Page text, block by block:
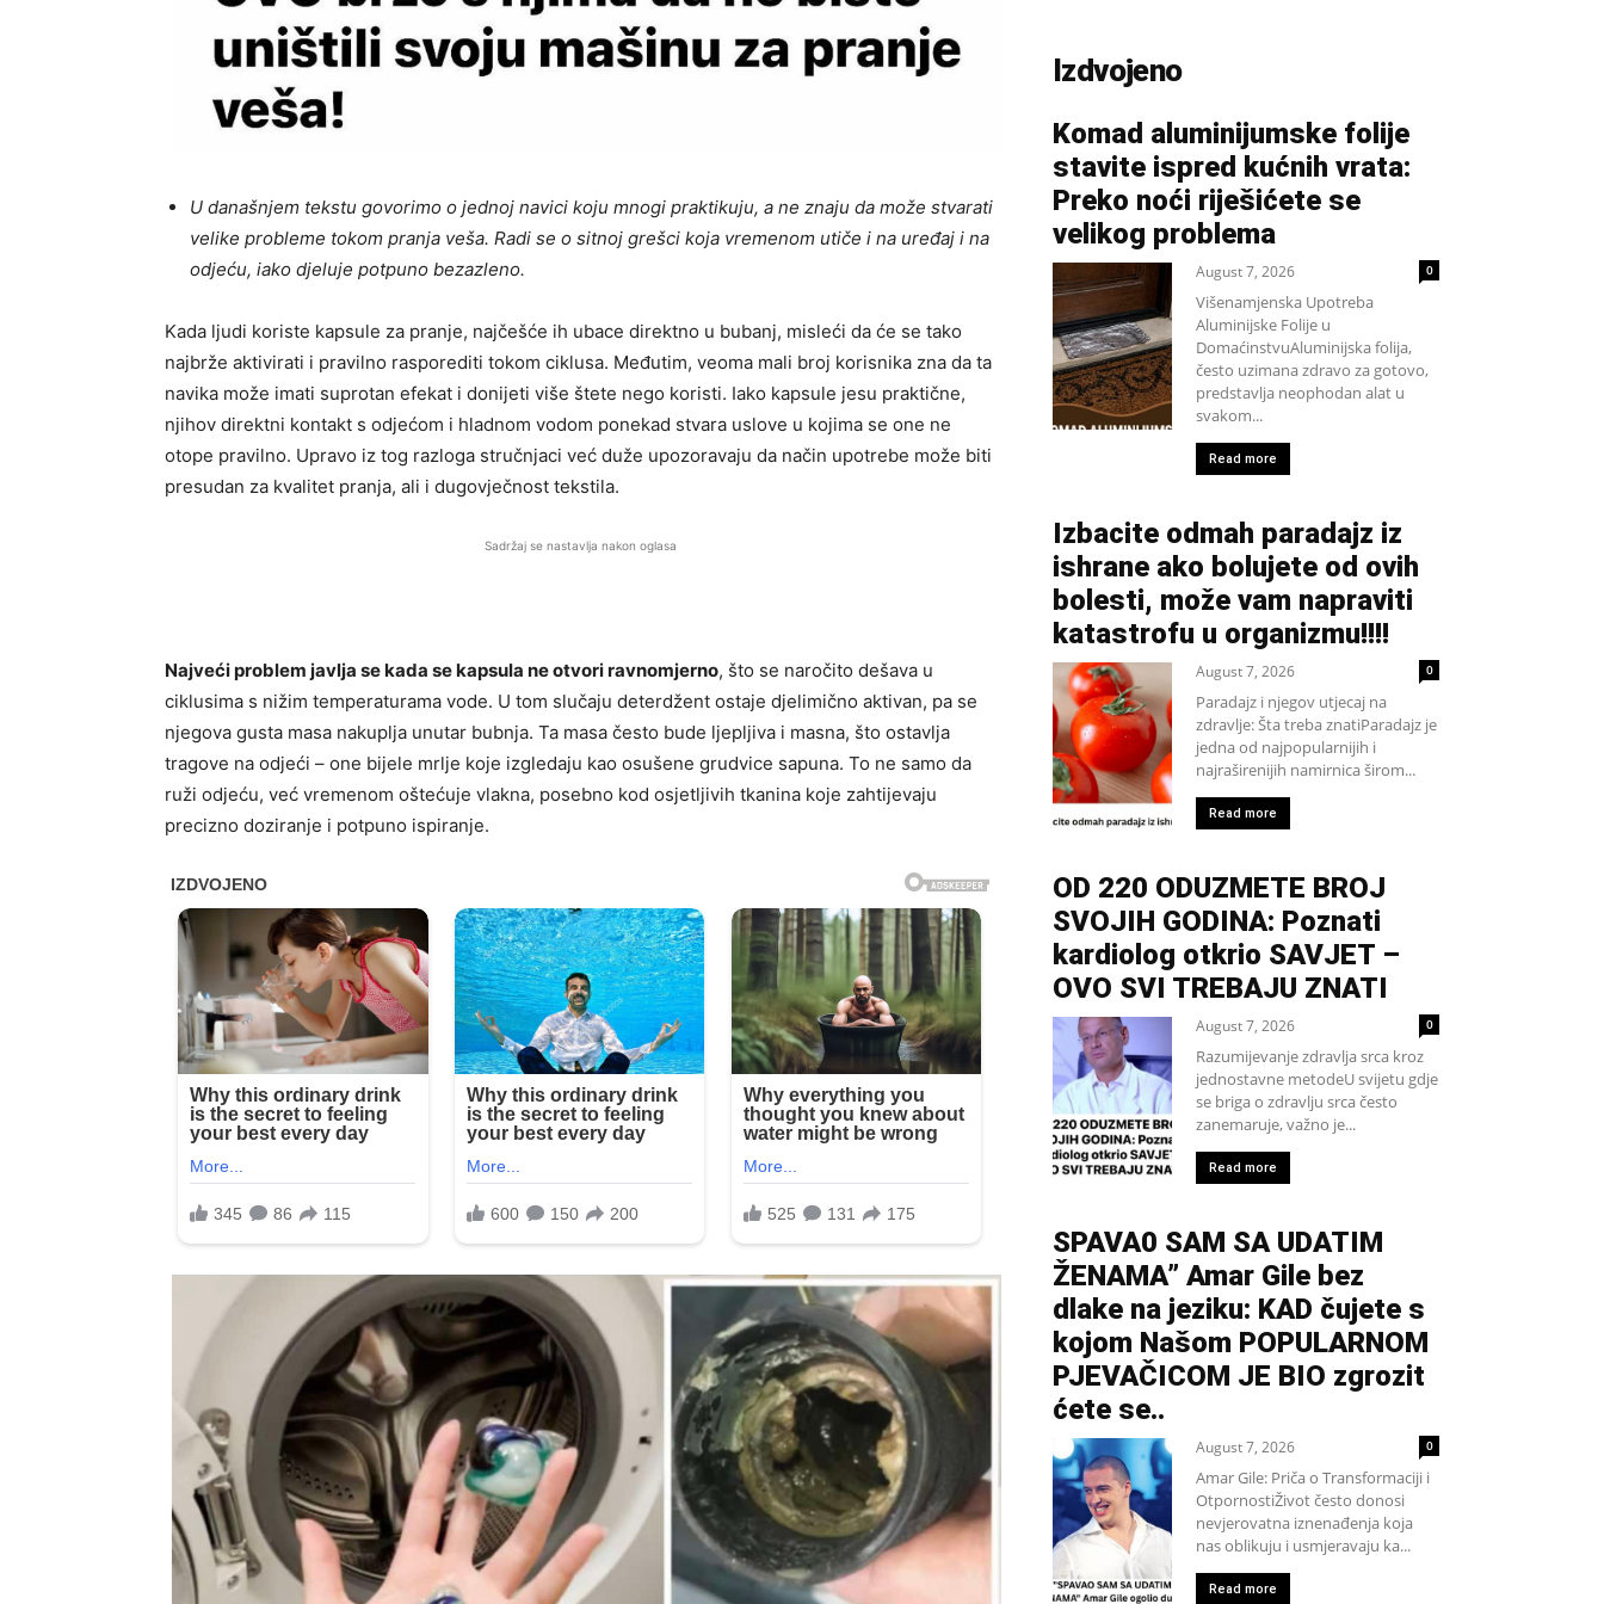
U današnjem tekstu govorimo o jednoj navici koju mnogi praktikuju, a ne znaju da može stvarati
velike probleme tokom pranja veša. Radi se o sitnoj grešci koja vremenom utiče i na uređaj i na
odjeću, iako djeluje potpuno bezazleno.
Kada ljudi koriste kapsule za pranje, najčešće ih ubace direktno u bubanj, misleći da će se tako
najbrže aktivirati i pravilno rasporediti tokom ciklusa. Međutim, veoma mali broj korisnika zna da ta
navika može imati suprotan efekat i donijeti više štete nego koristi. Iako kapsule jesu praktične,
njihov direktni kontakt s odjećom i hladnom vodom ponekad stvara uslove u kojima se one ne
otope pravilno. Upravo iz tog razloga stručnjaci već duže upozoravaju da način upotrebe može biti
presudan za kvalitet pranja, ali i dugovječnost tekstila.
Sadržaj se nastavlja nakon oglasa
Najveći problem javlja se kada se kapsula ne otvori ravnomjerno, što se naročito dešava u
ciklusima s nižim temperaturama vode. U tom slučaju deterdžent ostaje djelimično aktivan, pa se
njegova gusta masa nakuplja unutar bubnja. Ta masa često bude ljepljiva i masna, što ostavlja
tragove na odjeći – one bijele mrlje koje izgledaju kao osušene grudvice sapuna. To ne samo da
ruži odjeću, već vremenom oštećuje vlakna, posebno kod osjetljivih tkanina koje zahtijevaju
precizno doziranje i potpuno ispiranje.
Izdvojeno
Komad aluminijumske folije
stavite ispred kućnih vrata:
Preko noći riješićete se
velikog problema
August 7, 2026 0
Višenamjenska Upotreba
Aluminijske Folije u
DomaćinstvuAluminijska folija,
često uzimana zdravo za gotovo,
predstavlja neophodan alat u
svakom...
Read more
Izbacite odmah paradajz iz
ishrane ako bolujete od ovih
bolesti, može vam napraviti
katastrofu u organizmu!!!!
August 7, 2026 0
Paradajz i njegov utjecaj na
zdravlje: Šta treba znatiParadajz je
jedna od najpopularnijih i
najraširenijih namirnica širom...
Read more
OD 220 ODUZMETE BROJ
SVOJIH GODINA: Poznati
kardiolog otkrio SAVJET –
OVO SVI TREBAJU ZNATI
August 7, 2026 0
Razumijevanje zdravlja srca kroz
jednostavne metodeU svijetu gdje
se briga o zdravlju srca često
zanemaruje, važno je...
Read more
SPAVA0 SAM SA UDATIM
ŽENAMA” Amar Gile bez
dlake na jeziku: KAD čujete s
kojom Našom POPULARNOM
PJEVAČICOM JE BIO zgrozit
ćete se..
August 7, 2026 0
Amar Gile: Priča o Transformaciji i
OtpornostiŽivot često donosi
nevjerovatna iznenađenja koja
nas oblikuju i usmjeravaju ka...
Read more